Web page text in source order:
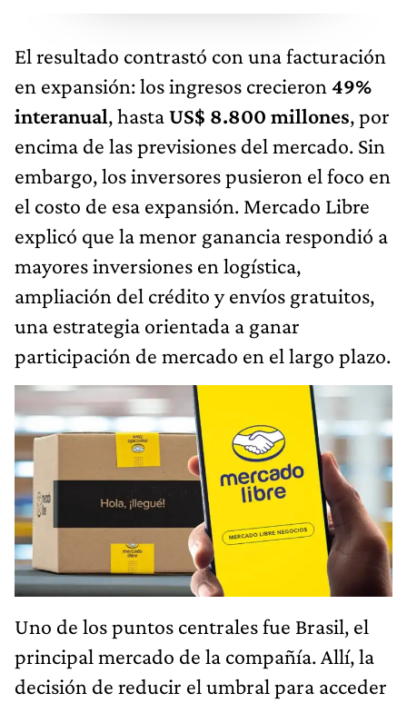
El resultado contrastó con una facturación
en expansión: los ingresos crecieron 49%
interanual, hastaUS$ 8.800 millones, por
encima de las previsiones del mercado. Sin
embargo, los inversores pusieron el foco en
el costo de esa expansión. Mercado Libre
explicó que la menor ganancia respondió a
mayores inversiones en logística,
ampliación del crédito y envíos gratuitos,
una estrategia orientada a ganar
participación de mercado en el largo plazo.
Uno de los puntos centrales fue Brasil, el
principal mercado de la compañía. Allí, la
decisión de reducir el umbral para acceder